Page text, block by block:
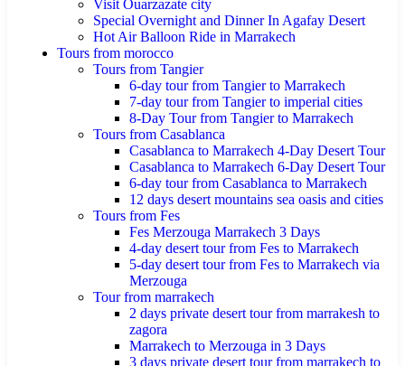
Visit Ouarzazate city
Special Overnight and Dinner In Agafay Desert
Hot Air Balloon Ride in Marrakech
Tours from morocco
Tours from Tangier
6-day tour from Tangier to Marrakech
7-day tour from Tangier to imperial cities
8-Day Tour from Tangier to Marrakech
Tours from Casablanca
Casablanca to Marrakech 4-Day Desert Tour
Casablanca to Marrakech 6-Day Desert Tour
6-day tour from Casablanca to Marrakech
12 days desert mountains sea oasis and cities
Tours from Fes
Fes Merzouga Marrakech 3 Days
4-day desert tour from Fes to Marrakech
5-day desert tour from Fes to Marrakech via
Merzouga
Tour from marrakech
2 days private desert tour from marrakesh to
zagora
Marrakech to Merzouga in 3 Days
3 days private desert tour from marrakech to